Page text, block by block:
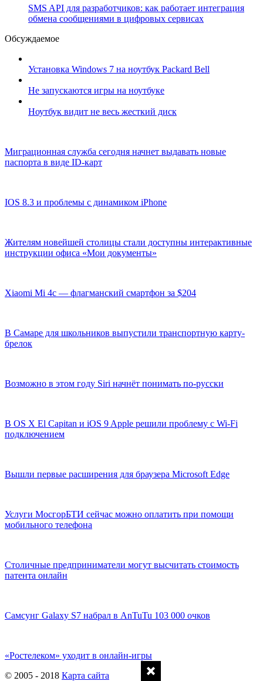
SMS API для разработчиков: как работает интеграция
обмена сообщениями в цифровых сервисах
Обсуждаемое
Установка Windows 7 на ноутбук Packard Bell
Не запускаются игры на ноутбуке
Ноутбук видит не весь жесткий диск
Миграционная служба сегодня начнет выдавать новые
паспорта в виде ID-карт
IOS 8.3 и проблемы с динамиком iPhone
Жителям новейшей столицы стали доступны интерактивные
инструкции офиса «Мои документы»
Xiaomi Mi 4c — флагманский смартфон за $204
В Самаре для школьников выпустили транспортную карту-
брелок
Возможно в этом году Siri начнёт понимать по-русски
В OS X El Capitan и iOS 9 Apple решили проблему с Wi-Fi
подключением
Вышли первые расширения для браузера Microsoft Edge
Услуги МосгорБТИ сейчас можно оплатить при помощи
мобильного телефона
Столичные предприниматели могут высчитать стоимость
патента онлайн
Самсунг Galaxy S7 набрал в AnTuTu 103 000 очков
«Ростелеком» уходит в онлайн-игры
© 2005 - 2018 Карта сайта